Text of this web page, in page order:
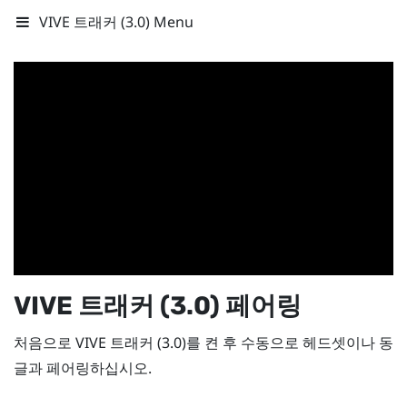
VIVE 트래커 (3.0) Menu
VIVE 트래커 (3.0) 페어링
처음으로 VIVE 트래커 (3.0)를 켠 후 수동으로 헤드셋이나 동
글과 페어링하십시오.